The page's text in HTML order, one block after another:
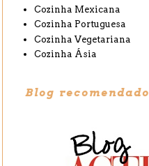
Cozinha Mexicana
Cozinha Portuguesa
Cozinha Vegetariana
Cozinha Ásia
Blog recomendado